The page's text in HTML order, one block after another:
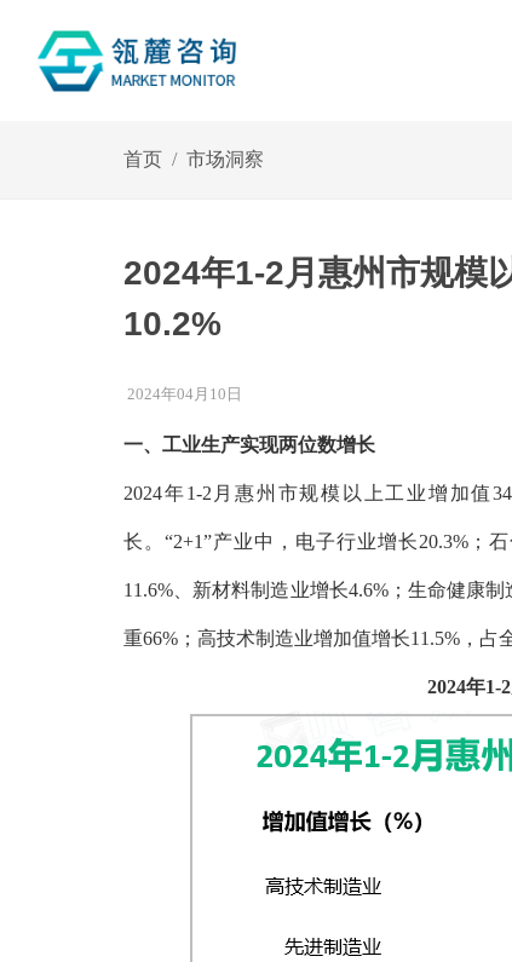
首页 市场洞察
2024年1-2月惠州市规模
10.2%
2024年04月10日
一、工业生产实现两位数增长
2024年1-2月惠州市规模以上工业增加值
长。“2+1”产业中，电子行业增长20.3%；
11.6%、新材料制造业增长4.6%；生命健康
重66%；高技术制造业增加值增长11.5%，占
2024年1-